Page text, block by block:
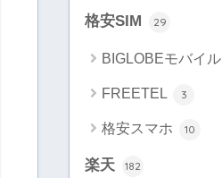
格安SIM 29
BIGLOBEモバイル
FREETEL 3
格安スマホ 10
楽天 182